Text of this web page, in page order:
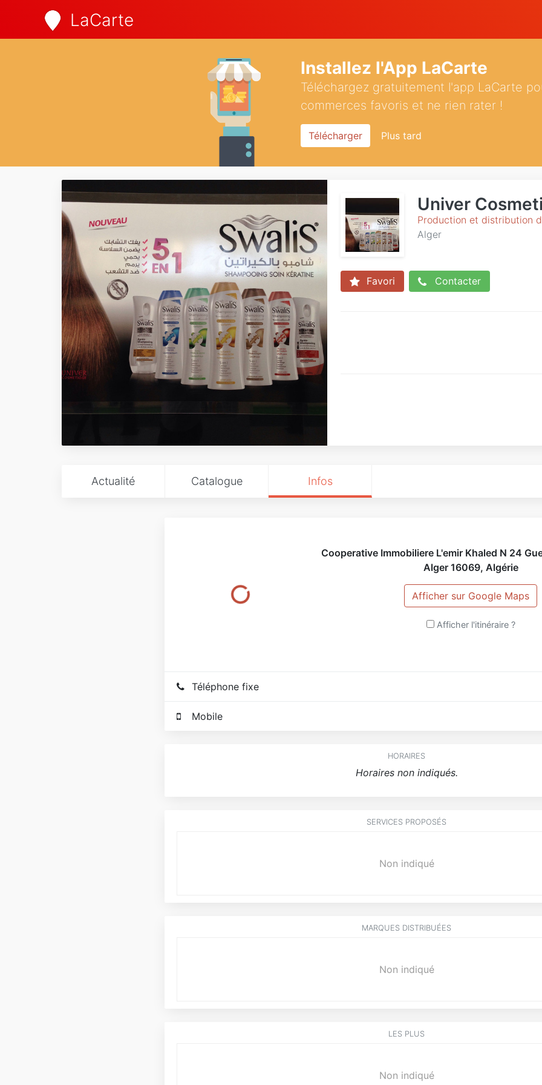
LaCarte
Installez l'App LaCarte
Téléchargez gratuitement l'app LaCarte
commerces favoris et ne rien rater !
Télécharger Plus tard
Univer
Production et distribution
Alger
Favori Contacter
Actualité Catalogue Infos
Cooperative Immobiliere L'emir Khaled N 24
Alger 16069, Algérie
Afficher sur Google Maps
Afficher l'itinéraire ?
Téléphone fixe
Mobile
HORAIRES
Horaires non indiqués.
SERVICES PROPOSÉS
Non indiqué
MARQUES DISTRIBUÉES
Non indiqué
LES PLUS
Non indiqué